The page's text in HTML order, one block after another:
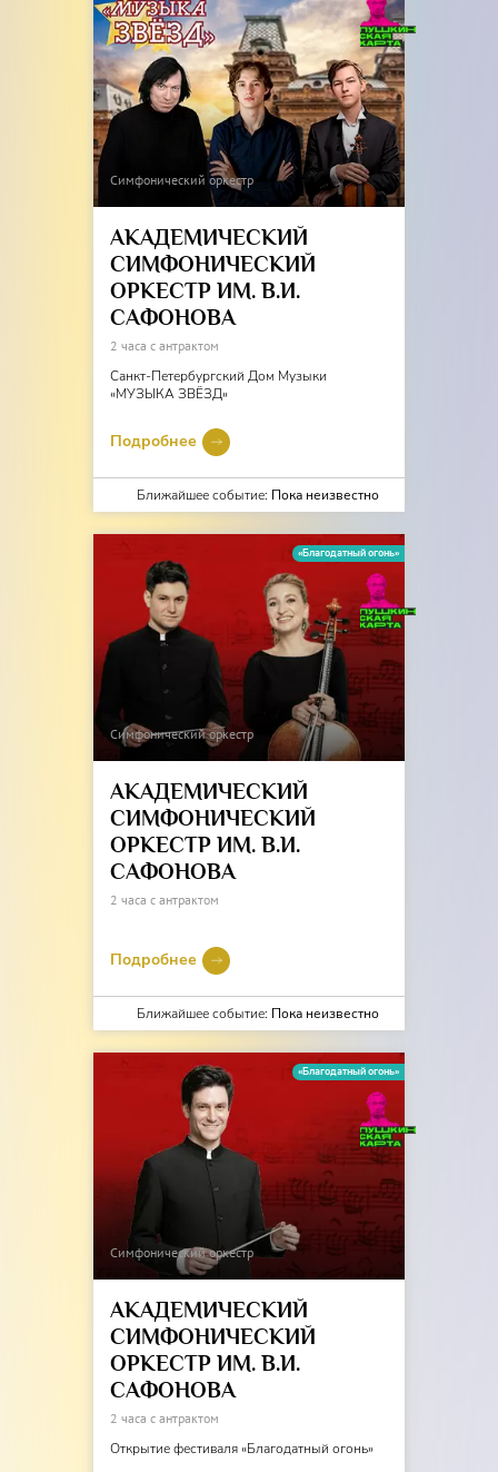
Симфонический оркестр
АКАДЕМИЧЕСКИЙ
СИМФОНИЧЕСКИЙ
ОРКЕСТР ИМ. В.И.
САФОНОВА
2 часа с антрактом
Санкт-Петербургский Дом Музыки
«МУЗЫКА ЗВЁЗД»
Подробнее
Ближайшее событие: Пока неизвестно
«Благодатный огонь»
Симфонический оркестр
АКАДЕМИЧЕСКИЙ
СИМФОНИЧЕСКИЙ
ОРКЕСТР ИМ. В.И.
САФОНОВА
2 часа с антрактом
Подробнее
Ближайшее событие: Пока неизвестно
«Благодатный огонь»
Симфонический оркестр
АКАДЕМИЧЕСКИЙ
СИМФОНИЧЕСКИЙ
ОРКЕСТР ИМ. В.И.
САФОНОВА
2 часа с антрактом
Открытие фестиваля «Благодатный огонь»